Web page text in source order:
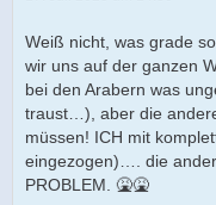
Weiß nicht, was grade
wir uns auf der ganzen
bei den Arabern was
traust…), aber die
müssen! ICH mit
eingezogen)…. die
PROBLEM. 🤮🤮